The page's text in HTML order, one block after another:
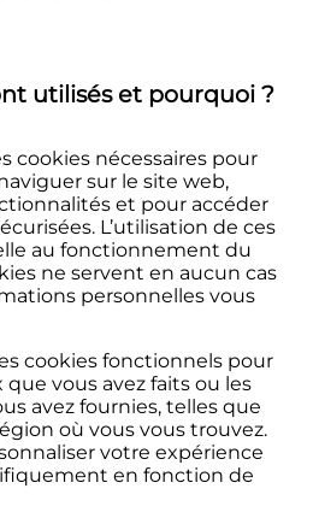
utilisés et pourquoi ?
cookies nécessaires pour
sur le site web,
et pour accéder
L’utilisation de ces
au fonctionnement du
ne servent en aucun cas
personnelles vous
cookies fonctionnels pour
vous avez faits ou les
avez fournies, telles que
où vous vous trouvez.
votre expérience
en fonction de